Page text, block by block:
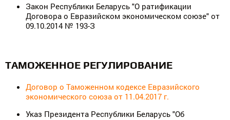
Закон Республики Беларусь "О ратификации
Договора о Евразийском экономическом союзе" от
09.10.2014 № 193-З
ТАМОЖЕННОЕ РЕГУЛИРОВАНИЕ
Договор о Таможенном кодексе Евразийского
экономического союза от 11.04.2017 г.
Указ Президента Республики Беларусь "Об